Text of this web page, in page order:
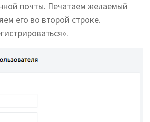
почты. Печатаем желаемый
его во второй строке.